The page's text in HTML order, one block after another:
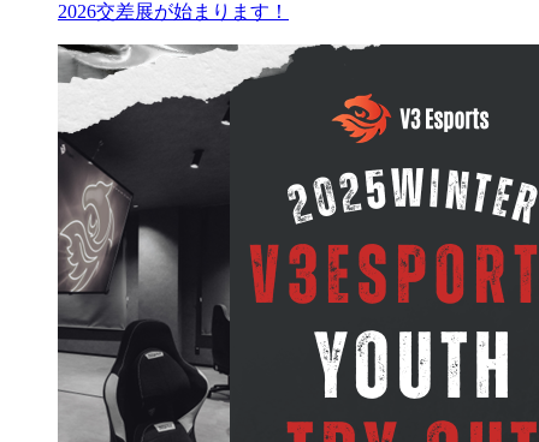
2026交差展が始まります！